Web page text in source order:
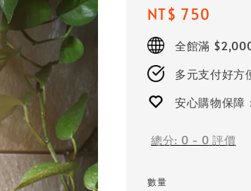
Regular
price
NT$ 750
全館滿
多元支付好方
安心購物保障
總分: 0 - 0 評價
數量